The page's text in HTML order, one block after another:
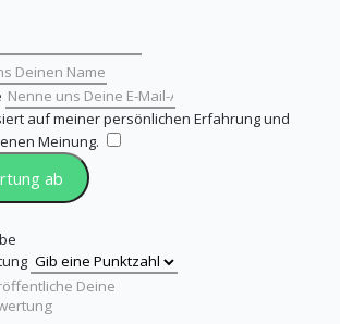
auf meiner persönlichen Erfahrung und
Meinung.
ab